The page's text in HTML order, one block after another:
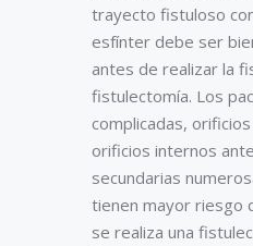
trayecto fistuloso
esfínter debe ser
antes de realizar la
fistulectomía. Los
complicadas,
orificios internos
secundarias
tienen mayor riesgo
se realiza una